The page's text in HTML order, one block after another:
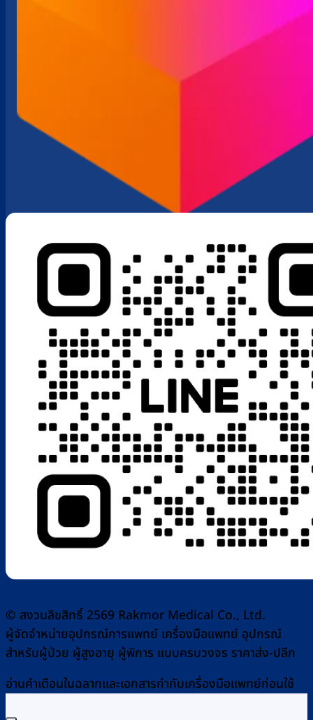
© สงวนลิขสิทธิ์ 2569 Rakmor Medical Co., Ltd.
ผู้จัดจำหน่ายอุปกรณ์การแพทย์ เครื่องมือแพทย์ อุปกรณ์
หน้าแรก
ร้านค้า
โปรโมชัน